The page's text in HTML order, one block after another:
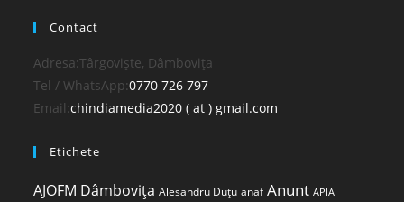
Contact
Adresa:Târgoviște, Dâmbovița
Tel / WhatsApp:0770 726 797Opens
in
Email:chindiamedia2020 ( at ) gmail.com
Etichete
AJOFM Dâmbovița Alesandru Duțu anaf Anunt APIA